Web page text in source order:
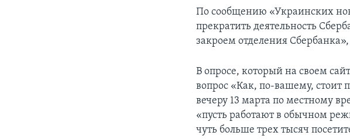
По сообщению «Украинских
прекратить деятельность
закроем отделения
В опросе, который на своем
вопрос «Как, по-вашему, стоит
вечеру 13 марта по местному
«пусть работают в обычном
чуть больше трех тысяч